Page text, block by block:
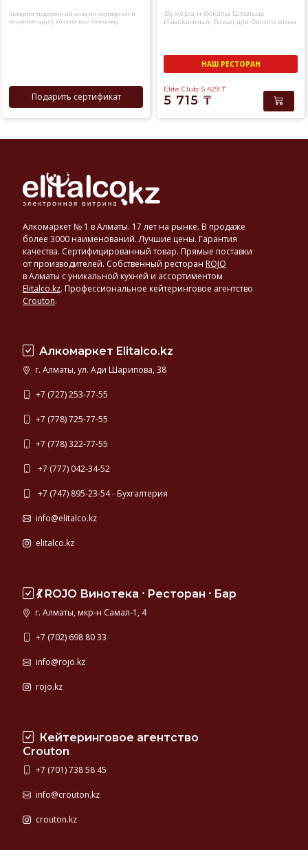
Выберите подарочный онлайн-сертификат и
отправьте другу, коллеге или близкому
Подарить сертификат
Фужеры и бокалы Штольце
Изысканный, бокал для белого вина
НАШ РЕСТОРАН
Elite Club: 5 429 ₸
5 715 ₸
Алкомаркет № 1 в Алматы. 17 лет на рынке. В продаже
более 3000 наименований. Лучшие цены. Гарантия
качества. Сертифицированный товар. Прямые поставки
от производителей. Собственный ресторан ROJO
в Алматы с уникальной кухней и ассортиментом
Elitalco.kz. Профессиональное кейтеринговое агентство
Crouton.
Алкомаркет Elitalco.kz
г. Алматы, ул. Ади Шарипова, 38
+7 (727) 253-77-55
+7 (778) 725-77-55
+7 (778) 322-77-55
+7 (777) 042-34-52
+7 (747) 895-23-54 - Бухгалтерия
info@elitalco.kz
elitalco.kz
💃 ROJO Винотека ⸱ Ресторан ⸱ Бар
г. Алматы, мкр-н Самал-1, 4
+7 (702) 698 80 33
info@rojo.kz
rojo.kz
Кейтеринговое агентство
Crouton
+7 (701) 738 58 45
info@crouton.kz
crouton.kz